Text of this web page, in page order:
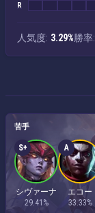
R
人気度: 3.29%勝率:
苦手
S+
シヴァーナ
29.41%
A
エコー
33.33%